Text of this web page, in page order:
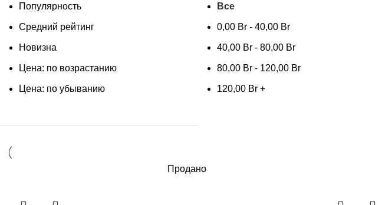
Популярность
Средний рейтинг
Новизна
Цена: по возрастанию
Цена: по убыванию
Все
0,00 Br - 40,00 Br
40,00 Br - 80,00 Br
80,00 Br - 120,00 Br
120,00 Br +
Продано